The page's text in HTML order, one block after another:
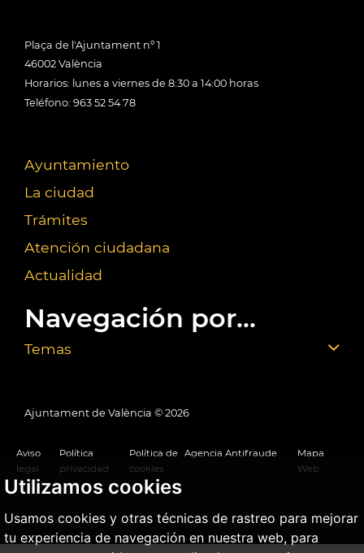
Utilizamos cookies
Usamos cookies y otras técnicas de rastreo para mejorar
tu experiencia de navegación en nuestra web, para
Plaça de l'Ajuntament nº 1
46002 València
Horarios: lunes a viernes de 8:30 a 14:00 horas
Teléfono: 963 52 54 78
Ayuntamiento
La ciudad
Trámites
Atención ciudadana
Actualidad
Navegación por...
Temas
Ajuntament de València © 2026
Aviso
legal
Política
privacidad
Política de
cookies
Agencia Antifraude
Mapa
Web